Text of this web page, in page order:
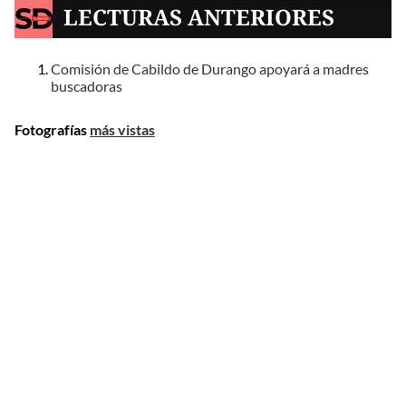
LECTURAS ANTERIORES
Comisión de Cabildo de Durango apoyará a madres
buscadoras
Fotografías más vistas